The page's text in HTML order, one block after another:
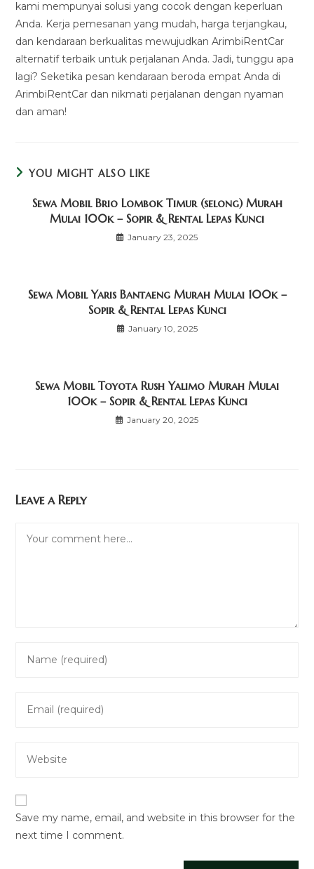
kami mempunyai solusi yang cocok dengan keperluan
Anda. Kerja pemesanan yang mudah, harga terjangkau,
dan kendaraan berkualitas mewujudkan ArimbiRentCar
alternatif terbaik untuk perjalanan Anda. Jadi, tunggu apa
lagi? Seketika pesan kendaraan beroda empat Anda di
ArimbiRentCar dan nikmati perjalanan dengan nyaman
dan aman!
YOU MIGHT ALSO LIKE
Sewa Mobil Brio Lombok Timur (selong) Murah
Mulai 100k – Sopir & Rental Lepas Kunci
January 23, 2025
Sewa Mobil Yaris Bantaeng Murah Mulai 100k –
Sopir & Rental Lepas Kunci
January 10, 2025
Sewa Mobil Toyota Rush Yalimo Murah Mulai
100k – Sopir & Rental Lepas Kunci
January 20, 2025
Leave a Reply
your
comment
your
address
your
URL
(optional)
Save my name, email, and website in this browser for the
next time I comment.